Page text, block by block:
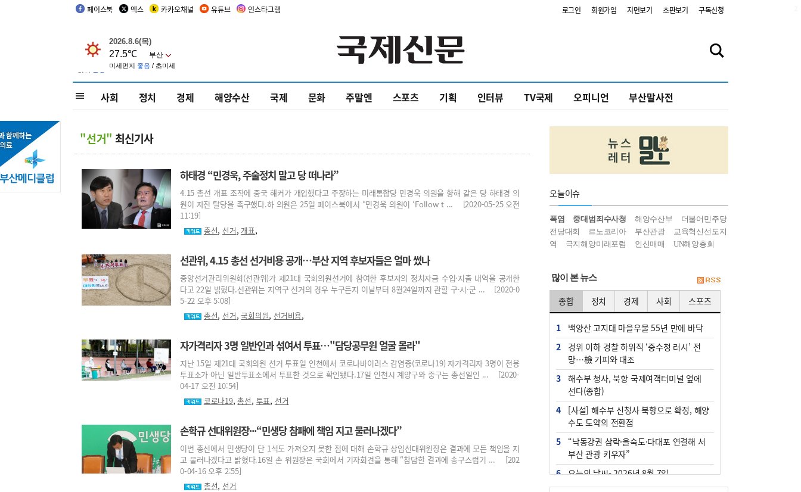
페이스북 엑스 카카오채널 유튜브 인스타그램 로그인 회원가입 지면보기 초판보기 구독신청
사회 정치 경제 해양수산 국제 문화 주말엔 스포츠 기획 인터뷰 TV국제 오피니언 부산말사전
"선거" 최신기사
하태경 “민경욱, 주술정치 말고 당 떠나라”
4.15 총선 개표 조작에 중국 해커가 개입했다고 주장하는 미래통합당 민경욱 의원을 향해 같은 당 하태경 의
원이 자진 탈당을 촉구했다.하 의원은 25일 페이스북에서 “민경욱 의원이 ‘Follow t ... [2020-05-25 오전
11:19]
총선, 선거,개표,
선관위, 4.15 총선 선거비용 공개…부산 지역 후보자들은 얼마 썼나
중앙선거관리위원회(선관위)가 제21대 국회의원선거에 참여한 후보자의 정치자금 수입·지출 내역을 공개한
다고 22일 밝혔다.선관위는 지역구 선거의 경우 누구든지 이날부터 8월24일까지 관할 구·시·군 ... [2020-0
5-22 오후 5:08]
총선, 선거,국회의원, 선거비용,
자가격리자 3명 일반인과 섞여서 투표…"담당공무원 얼굴 몰라"
지난 15일 제21대 국회의원 선거 투표일 인천에서 코로나바이러스 감염증(코로나19) 자가격리자 3명이 전용
투표소가 아닌 일반투표소에서 투표한 것으로 확인됐다.17일 인천시 계양구와 중구는 총선일인 ... [2020-
04-17 오전 10:54]
코로나19,총선, 투표, 선거
손학규 선대위원장···“민생당 참패에 책임 지고 물러나겠다”
이번 총선에서 민생당이 단 1석도 가져오지 못한 점에 대해 손학규 상임선대위원장은 결과에 모든 책임을 지
고 물러나겠다고 밝혔다.16일 손 위원장은 국회에서 기자회견을 통해 “참담한 결과에 송구스럽기 ... [202
0-04-16 오후 2:55]
총선, 선거
오늘이슈
폭염 중대범죄수사청 해양수산부
더불어민주당
전당대회
르노코리아 부산관광
교육혁신선도지
역
극지해양미래포럼 인신매매 UN해양총회
많이 본 뉴스
종합 정치 경제 사회 스포츠
1
백양산 고지대 마을우물 55년 만에 바닥
2
경위 이하 경찰 하위직 ‘중수청 러시’ 전
망…檢 기피와 대조
3
해수부 청사, 북항 국제여객터미널 옆에
선다(종합)
4
[사설] 해수부 신청사 북항으로 확정, 해양
수도 도약의 전환점
5
“낙동강권 삼락·을숙도·다대포 연결해 서
부산 관광 키우자”
6
오늘의 날씨- 2026년 8월 7일